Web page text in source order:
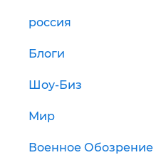
россия
Блоги
Шоу-Биз
Мир
Военное Обозрение